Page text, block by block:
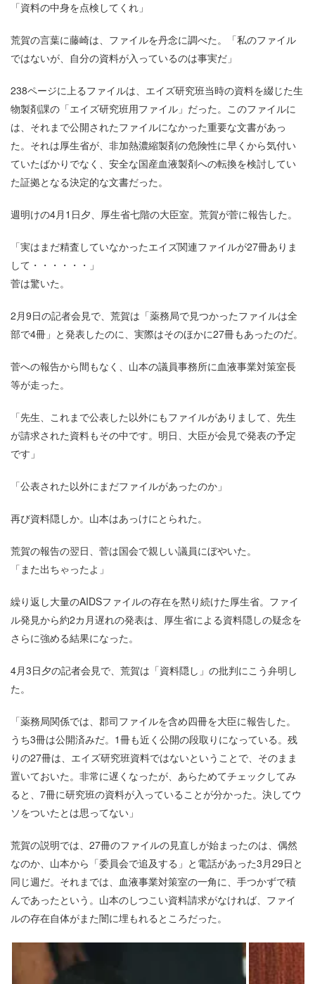
「資料の中身を点検してくれ」
荒賀の言葉に藤崎は、ファイルを丹念に調べた。「私のファイル
ではないが、自分の資料が入っているのは事実だ」
238ページに上るファイルは、エイズ研究班当時の資料を綴じた生
物製剤課の「エイズ研究班用ファイル」だった。このファイルに
は、それまで公開されたファイルになかった重要な文書があっ
た。それは厚生省が、非加熱濃縮製剤の危険性に早くから気付い
ていたばかりでなく、安全な国産血液製剤への転換を検討してい
た証拠となる決定的な文書だった。
週明けの4月1日夕、厚生省七階の大臣室。荒賀が菅に報告した。
「実はまだ精査していなかったエイズ関連ファイルが27冊ありま
して・・・・・・」
菅は驚いた。
2月9日の記者会見で、荒賀は「薬務局で見つかったファイルは全
部で4冊」と発表したのに、実際はそのほかに27冊もあったのだ。
菅への報告から間もなく、山本の議員事務所に血液事業対策室長
等が走った。
「先生、これまで公表した以外にもファイルがありまして、先生
が請求された資料もその中です。明日、大臣が会見で発表の予定
です」
「公表された以外にまだファイルがあったのか」
再び資料隠しか。山本はあっけにとられた。
荒賀の報告の翌日、菅は国会で親しい議員にぼやいた。
「また出ちゃったよ」
繰り返し大量のAIDSファイルの存在を黙り続けた厚生省。ファイ
ル発見から約2カ月遅れの発表は、厚生省による資料隠しの疑念を
さらに強める結果になった。
4月3日夕の記者会見で、荒賀は「資料隠し」の批判にこう弁明し
た。
「薬務局関係では、郡司ファイルを含め四冊を大臣に報告した。
うち3冊は公開済みだ。1冊も近く公開の段取りになっている。残
りの27冊は、エイズ研究班資料ではないということで、そのまま
置いておいた。非常に遅くなったが、あらためてチェックしてみ
ると、7冊に研究班の資料が入っていることが分かった。決してウ
ソをついたとは思ってない」
荒賀の説明では、27冊のファイルの見直しが始まったのは、偶然
なのか、山本から「委員会で追及する」と電話があった3月29日と
同じ週だ。それまでは、血液事業対策室の一角に、手つかずで積
んであったという。山本のしつこい資料請求がなければ、ファイ
ルの存在自体がまた闇に埋もれるところだった。